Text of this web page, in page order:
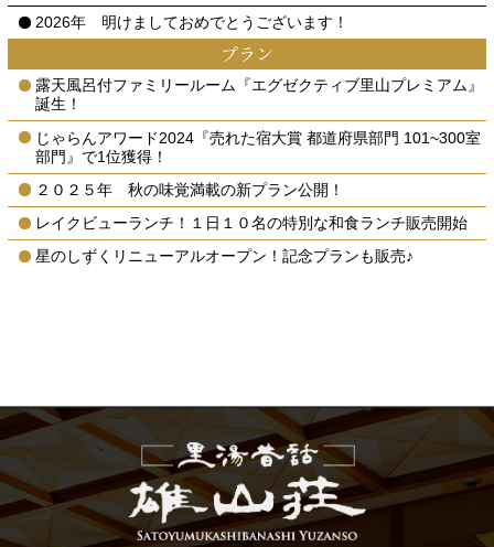
2026年 明けましておめでとうございます！
プラン
露天風呂付ファミリールーム『エグゼクティブ里山プレミアム』
誕生！
じゃらんアワード2024『売れた宿大賞 都道府県部門 101~300室
部門』で1位獲得！
２０２５年 秋の味覚満載の新プラン公開！
レイクビューランチ！１日１０名の特別な和食ランチ販売開始
星のしずくリニューアルオープン！記念プランも販売♪